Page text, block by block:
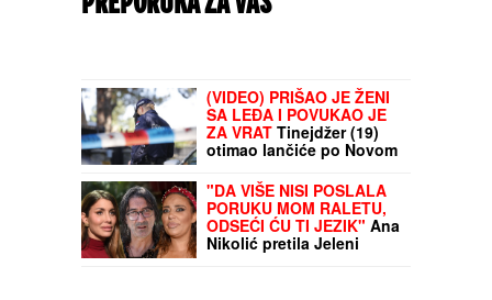
(VIDEO) PRIŠAO JE ŽENI
SA LEĐA I POVUKAO JE
ZA VRAT Tinejdžer (19)
otimao lančiće po Novom
Sadu, a onda je usledio
ŠOK
"DA VIŠE NISI POSLALA
PORUKU MOM RALETU,
ODSEĆI ĆU TI JEZIK" Ana
Nikolić pretila Jeleni
Radanović, isplivale